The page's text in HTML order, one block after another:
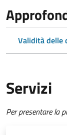
Validità delle
Servizi
Per presentare la